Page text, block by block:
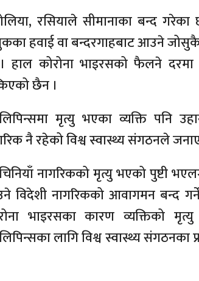
रसियाले सीमानाका बन्द
हवाई वा बन्दरगाहबाट आउने जोसुकै
हाल कोरोना भाइरसको फैलने
छैन ।
मृत्यु भएका व्यक्ति पनि
नै रहेको विश्व स्वास्थ्य संगठनले
नागरिकको मृत्यु भएको पुष्टी
विदेशी नागरिकको आवागमन बन्द
भाइरसका कारण व्यक्तिको
लागि विश्व स्वास्थ्य संगठनका